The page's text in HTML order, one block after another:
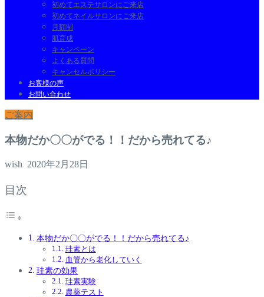
初めてエステサロンにご来店
初めてネイルサロンにご来店
月額制
肌育成
キャンペーン
よくある質問
キャンセルポリシー
お客様の声
お問い合わせ
ご案内
本物だか〇〇がでる！！だから売れてる♪
wish 2020年2月28日
目次
本物だか〇〇がでる！！だから売れてる♪
珪素とは
血管から老化していく
珪素の効果
珪素実験
農薬テスト